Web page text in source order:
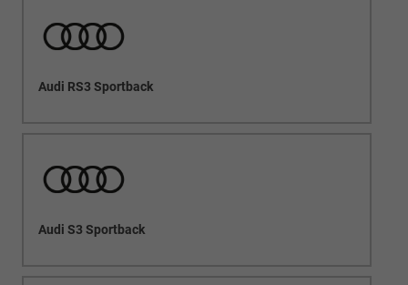
Audi RS3 Sportback
Audi S3 Sportback